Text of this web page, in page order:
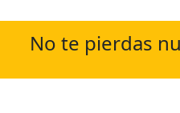
No te pierdas